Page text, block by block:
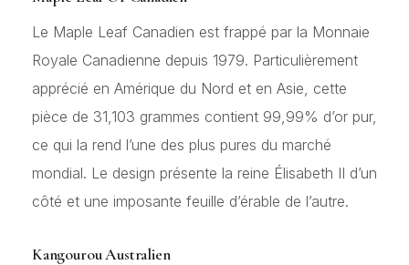
Le Maple Leaf Canadien est frappé par la Monnaie
Royale Canadienne depuis 1979. Particulièrement
apprécié en Amérique du Nord et en Asie, cette
pièce de 31,103 grammes contient 99,99% d’or pur,
ce qui la rend l’une des plus pures du marché
mondial. Le design présente la reine Élisabeth II d’un
côté et une imposante feuille d’érable de l’autre.
Kangourou Australien